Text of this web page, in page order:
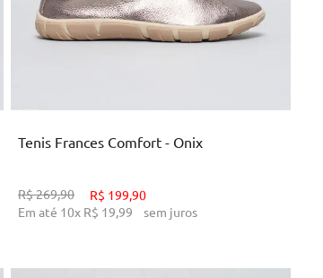
Tenis Frances Comfort - Onix
R$269,90 R$ 199 90
Em até 10x R$ 19 99 sem juros